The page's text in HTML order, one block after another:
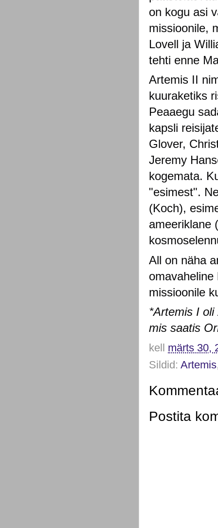
on kogu asi
missioonile,
Lovell ja
tehti enne
Artemis II
kuuraketiks
Peaaegu
kapsli
Glover,
Jeremy
kogemata.
"esimest".
(Koch),
ameeriklane
All on näha
missioonile
*Artemis I
mis saatis
kell märts 30,
Sildid: Artemis
Postita